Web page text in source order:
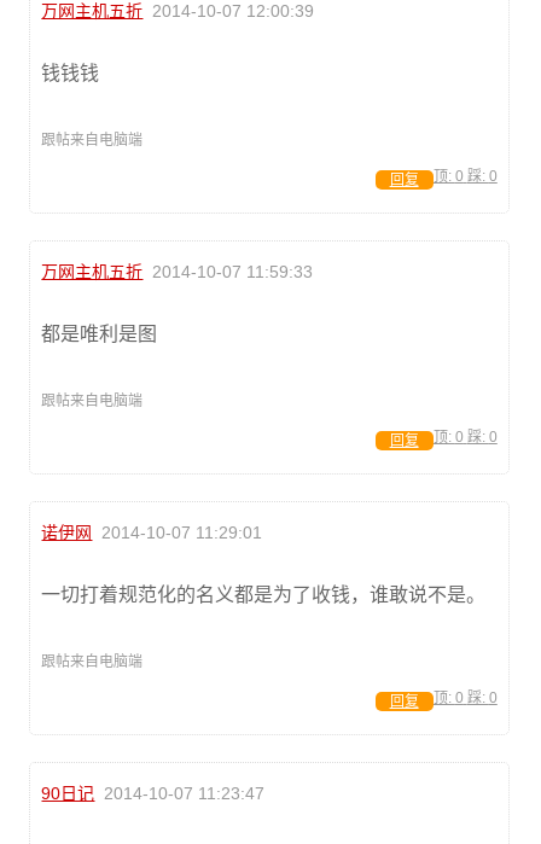
万网主机五折 2014-10-07 12:00:39
钱钱钱
跟帖来自电脑端
顶: 0 踩: 0
回复
万网主机五折 2014-10-07 11:59:33
都是唯利是图
跟帖来自电脑端
顶: 0 踩: 0
回复
诺伊网 2014-10-07 11:29:01
一切打着规范化的名义都是为了收钱，谁敢说不是。
跟帖来自电脑端
顶: 0 踩: 0
回复
90日记 2014-10-07 11:23:47